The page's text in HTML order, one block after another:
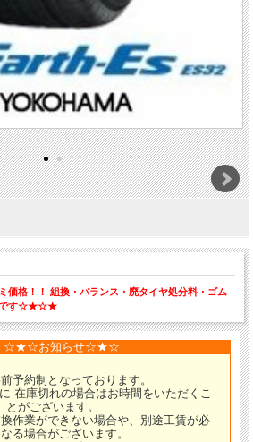
格！！ 組換・バランス・廃タイヤ処分料・ゴム
です☆★☆★
☆★☆お知らせ☆★☆
予約制となっております。
在庫切れの場合はお時間をいただくこ
とがございます。
作業ができない場合や、別途工賃が必
る場合がございます。